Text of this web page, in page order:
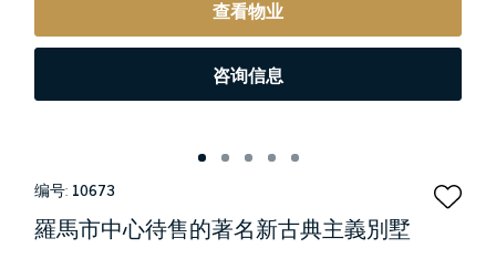
查看物业
咨询信息
编号: 10673
羅馬市中心待售的著名新古典主義別墅